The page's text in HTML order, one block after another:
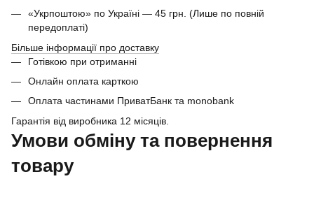
«Укрпоштою» по Україні — 45 грн. (Лише по повній
передоплаті)
Більше інформації про доставку
Готівкою при отриманні
Онлайн оплата карткою
Оплата частинами ПриватБанк та monobank
Гарантія від виробника 12 місяців.
Умови обміну та повернення
товару